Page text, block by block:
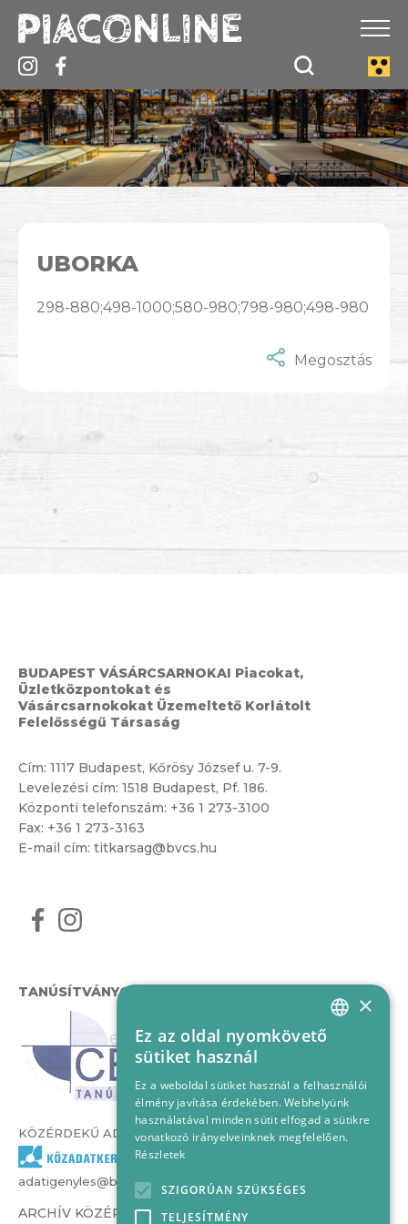
UBORKA
298-880;498-1000;580-980;798-980;498-980
Megosztás
BUDAPEST VÁSÁRCSARNOKAI Piacokat,
Üzletközpontokat és
Vásárcsarnokokat Üzemeltető Korlátolt
Felelősségű Társaság
Cím: 1117 Budapest, Kőrösy József u. 7-9.
Levelezési cím: 1518 Budapest, Pf. 186.
Központi telefonszám: +36 1 273-3100
Fax: +36 1 273-3163
E-mail cím: titkarsag@bvcs.hu
TANÚSÍTVÁNYOK
KÖZÉRDEKŰ ADATOK
adatigenyles@bvcs.hu
ARCHÍV KÖZÉRDEKŰ ADATOK –
HUNGARIAN
×
Ez az oldal nyomkövető
sütiket használ
Ez a weboldal sütiket használ a felhasználói
élmény javítása érdekében. Webhelyünk
használatával minden sütit elfogad a sütikre
vonatkozó irányelveinknek megfelelően.
Részletek
SZIGORÚAN SZÜKSÉGES
TELJESÍTMÉNY